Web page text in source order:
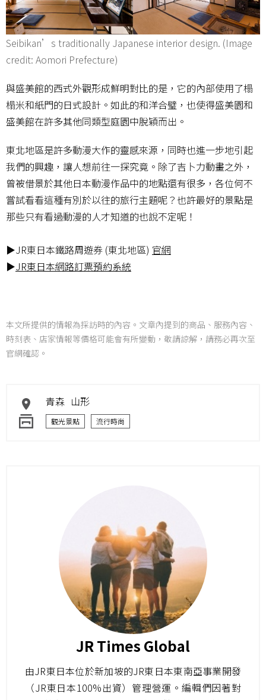
Seibikan’s traditionally Japanese interior design. (Image
credit: Aomori Prefecture)
與盛美館的西式外觀形成鮮明對比的是，它的內部使用了榻
榻米和紙門的日式設計。如此的和洋合璧，也使得盛美園和
盛美館在許多其他同類型庭園中脫穎而出。
東北地區是許多動漫大作的靈感來源，同時也進一步地引起
我們的興趣，讓人想前往一探究竟。除了吉卜力動畫之外，
曾被借景於其他日本動漫作品中的地點還有很多，各位何不
嘗試看看這種有別於以往的旅行主題呢？也許最好的景點是
那些只有看過動漫的人才知道的也說不定呢！
▶JR東日本鐵路周遊券 (東北地區) 官網
▶JR東日本網路訂票預約系統
本文所提供的情報為採訪時的內容。文章內提到的商品、服務內容、
時刻表、店家情報等價格可能會有所變動，敬請諒解，請務必再次至
官網確認。
青森 山形
觀光景點 流行時尚
JR Times Global
由JR東日本位於新加坡的JR東日本東南亞事業開發
（JR東日本100%出資）管理營運。編輯們因著對